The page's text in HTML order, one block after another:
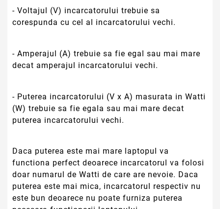
- Voltajul (V) incarcatorului trebuie sa
corespunda cu cel al incarcatorului vechi.
- Amperajul (A) trebuie sa fie egal sau mai mare
decat amperajul incarcatorului vechi.
- Puterea incarcatorului (V x A) masurata in Watti
(W) trebuie sa fie egala sau mai mare decat
puterea incarcatorului vechi.
Daca puterea este mai mare laptopul va
functiona perfect deoarece incarcatorul va folosi
doar numarul de Watti de care are nevoie. Daca
puterea este mai mica, incarcatorul respectiv nu
este bun deoarece nu poate furniza puterea